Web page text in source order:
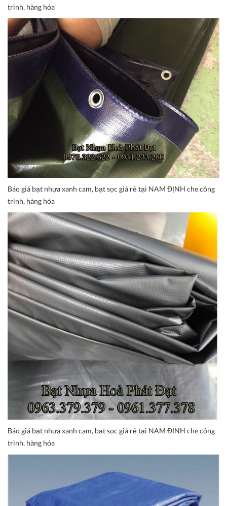
trình, hàng hóa
Báo giá bạt nhựa xanh cam, bạt sọc giá rẻ tại NAM ĐỊNH che công
trình, hàng hóa
Báo giá bạt nhựa xanh cam, bạt sọc giá rẻ tại NAM ĐỊNH che công
trình, hàng hóa